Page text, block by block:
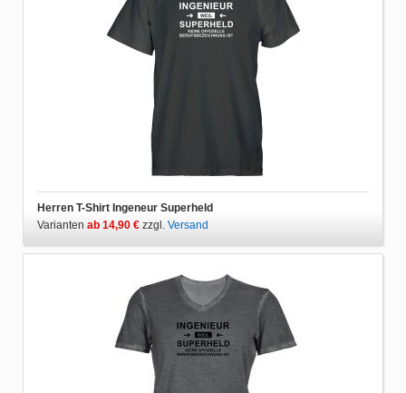
Herren T-Shirt Ingeneur Superheld
Varianten ab 14,90 € zzgl. Versand